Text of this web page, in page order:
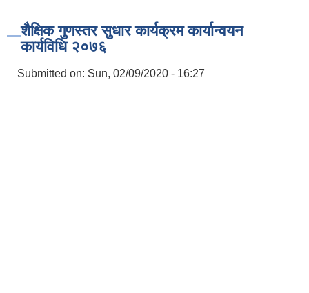
शैक्षिक गुणस्तर सुधार कार्यक्रम कार्यान्वयन
कार्यविधि २०७६
Submitted on: Sun, 02/09/2020 - 16:27